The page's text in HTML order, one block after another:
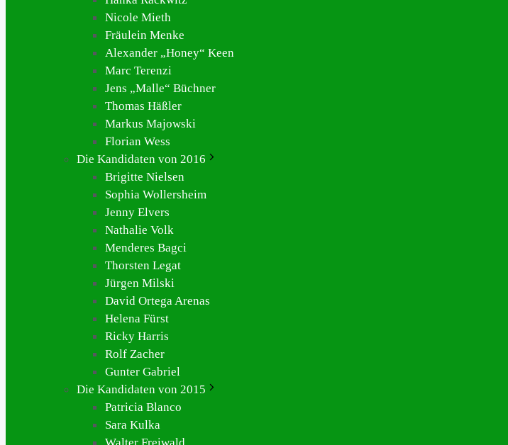
Nicole Mieth
Fräulein Menke
Alexander „Honey“ Keen
Marc Terenzi
Jens „Malle“ Büchner
Thomas Häßler
Markus Majowski
Florian Wess
Die Kandidaten von 2016
Brigitte Nielsen
Sophia Wollersheim
Jenny Elvers
Nathalie Volk
Menderes Bagci
Thorsten Legat
Jürgen Milski
David Ortega Arenas
Helena Fürst
Ricky Harris
Rolf Zacher
Gunter Gabriel
Die Kandidaten von 2015
Patricia Blanco
Sara Kulka